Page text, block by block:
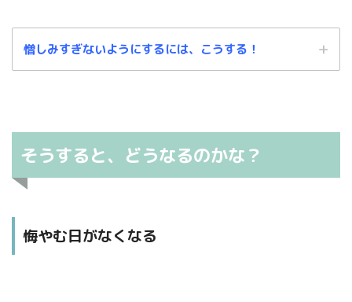
憎しみすぎないようにするには、こうする！
そうすると、どうなるのかな？
悔やむ日がなくなる